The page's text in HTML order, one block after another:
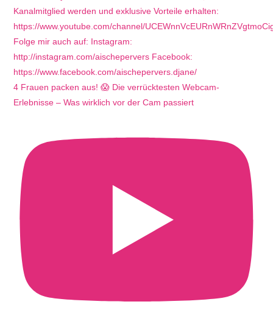
4 Frauen packen aus! 😱 Die verrücktesten Webcam-
Erlebnisse – Was wirklich vor der Cam passiert